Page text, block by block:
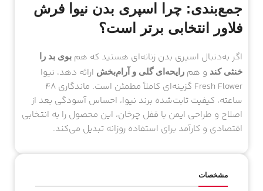
جمع‌بندی: چرا اسپری بدن نیوا فرش
فلاور انتخابی برتر است؟
اگر به‌دنبال اسپری بدن زنانه‌ای هستید که هم بوی بد را
خنثی کند و هم رایحه‌ای گلی و آرام‌بخش ارائه دهد، نیوا
Fresh Flower گزینه‌ای کاملاً مطمئن است. ماندگاری ۴۸
ساعته، کیفیت ثابت‌شده برند نیوا، احساس آسودگی بعد از
اصلاح و طراحی ایمن با قفل چرخان، این محصول را به انتخابی
اقتصادی و کارآمد برای استفاده روزانه تبدیل می‌کند.
مشخصات